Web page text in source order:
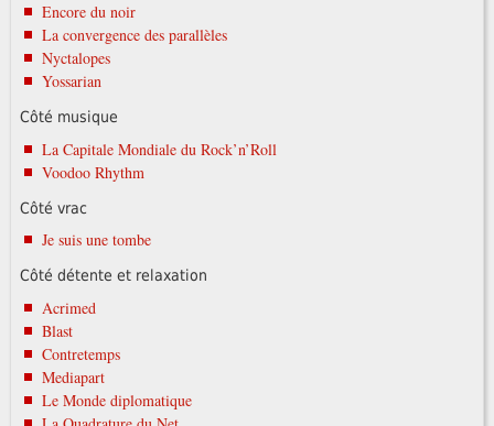
Encore du noir
La convergence des parallèles
Nyctalopes
Yossarian
Côté musique
La Capitale Mondiale du Rock’n’Roll
Voodoo Rhythm
Côté vrac
Je suis une tombe
Côté détente et relaxation
Acrimed
Blast
Contretemps
Mediapart
Le Monde diplomatique